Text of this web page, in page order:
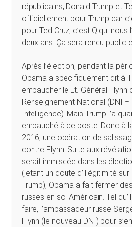
républicains, Donald Trump et
officiellement pour Trump car
pour Ted Cruz, c’est Q qui nous
deux ans. Ça sera rendu public
Après l’élection, pendant la
Obama a spécifiquement dit à
embaucher le Lt.-Général Flynn
Renseignement National (DNI
Intelligence). Mais Trump l’a
embauché à ce poste. Donc à
2016, une opération de
contre Flynn. Suite aux
serait immiscée dans les
(jetant un doute d’illégitimité
Trump), Obama a fait fermer
russes en sol Américain. Tel
faire, l’ambassadeur russe
Flynn (le nouveau DNI) pour